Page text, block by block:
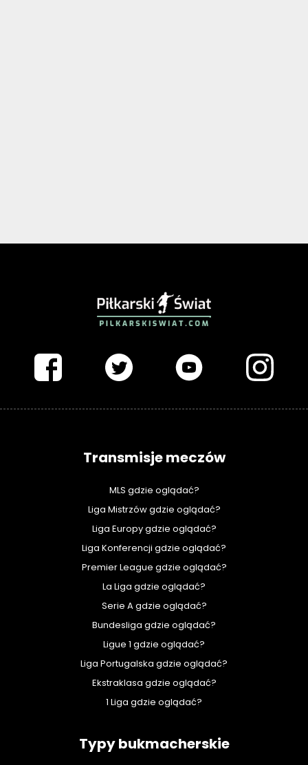
Transmisje meczów
MLS gdzie oglądać?
Liga Mistrzów gdzie oglądać?
Liga Europy gdzie oglądać?
Liga Konferencji gdzie oglądać?
Premier League gdzie oglądać?
La Liga gdzie oglądać?
Serie A gdzie oglądać?
Bundesliga gdzie oglądać?
Ligue 1 gdzie oglądać?
Liga Portugalska gdzie oglądać?
Ekstraklasa gdzie oglądać?
1 Liga gdzie oglądać?
Typy bukmacherskie